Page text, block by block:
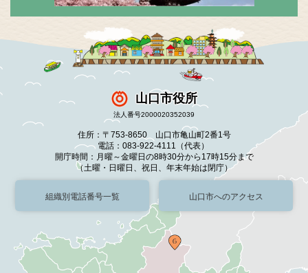
山口市役所
法人番号2000020352039
住所：〒753-8650 山口市亀山町2番1号
電話：083-922-4111（代表）
開庁時間：月曜～金曜日の8時30分から17時15分まで
（土曜・日曜日、祝日、年末年始は閉庁）
組織別電話番号一覧 山口市へのアクセス